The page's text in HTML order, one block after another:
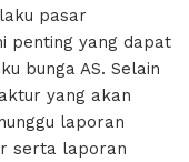
pasar
penting yang dapat
bunga AS. Selain
yang akan
laporan
serta laporan